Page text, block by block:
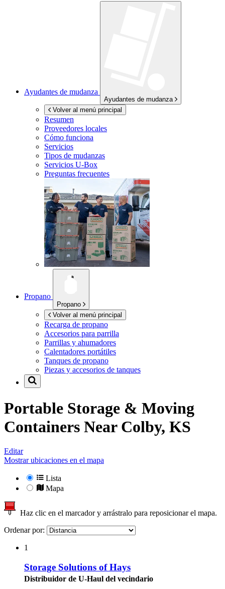
Ayudantes de mudanza
Ayudantes de mudanza
Volver al menú principal
Resumen
Proveedores locales
Cómo funciona
Servicios
Tipos de mudanzas
Servicios U-Box
Preguntas frecuentes
Propano
Propano
Volver al menú principal
Recarga de propano
Accesorios para parrilla
Parrillas y ahumadores
Calentadores portátiles
Tanques de propano
Piezas y accesorios de tanques
Portable Storage & Moving
Containers Near Colby, KS
Editar
Mostrar ubicaciones en el mapa
Lista
Mapa
Haz clic en el marcador y arrástralo para reposicionar el mapa.
Ordenar por:
1
Storage Solutions of Hays
Distribuidor de U-Haul del vecindario